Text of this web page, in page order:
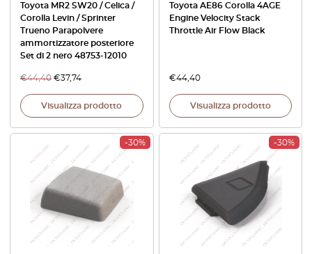
Toyota MR2 SW20 / Celica /
Corolla Levin / Sprinter
Trueno Parapolvere
ammortizzatore posteriore
Set di 2 nero 48753-12010
€44,40 €37,74
Visualizza prodotto
Toyota AE86 Corolla 4AGE
Engine Velocity Stack
Throttle Air Flow Black
€44,40
Visualizza prodotto
-30% -30%